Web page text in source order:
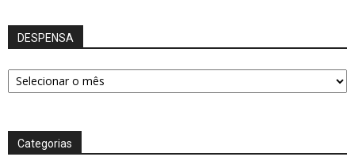
DESPENSA
DESPENSA
Categorias